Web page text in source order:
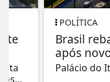
POLÍTICA
Brasil rebaixa
após novos
Palácio do